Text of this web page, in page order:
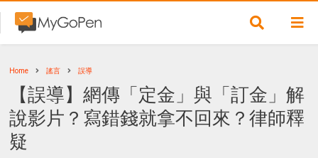
Home 謠言 誤導
【誤導】網傳「定金」與「訂金」解
說影片？寫錯錢就拿不回來？律師釋
疑